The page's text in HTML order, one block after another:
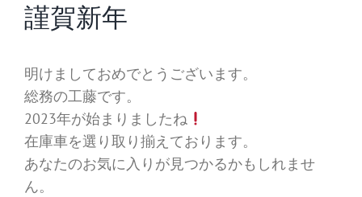
謹賀新年
明けましておめでとうございます。
総務の工藤です。
2023年が始まりましたね
在庫車を選り取り揃えております。
あなたのお気に入りが見つかるかもしれませ
ん。